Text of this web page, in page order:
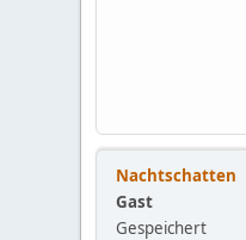
Nachtschatten
Gast
Gespeichert